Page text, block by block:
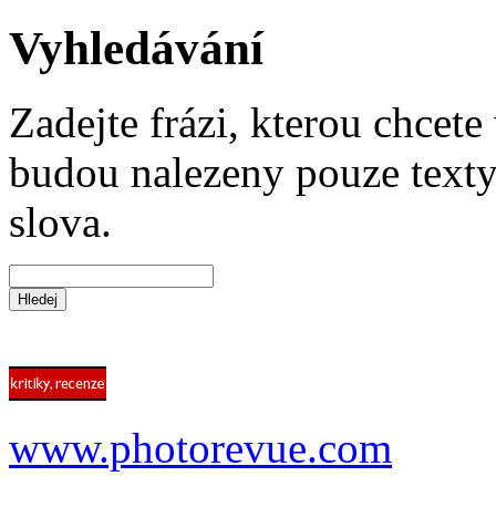
Vyhledávání
Zadejte frázi, kterou
budou nalezeny pouze
slova.
www.photorevue.com